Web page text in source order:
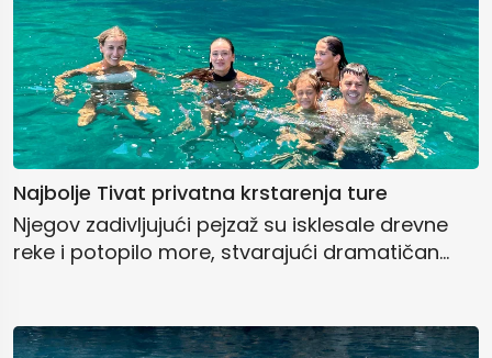
Najbolje Tivat privatna krstarenja ture
Njegov zadivljujući pejzaž su isklesale drevne
reke i potopilo more, stvarajući dramatičan...